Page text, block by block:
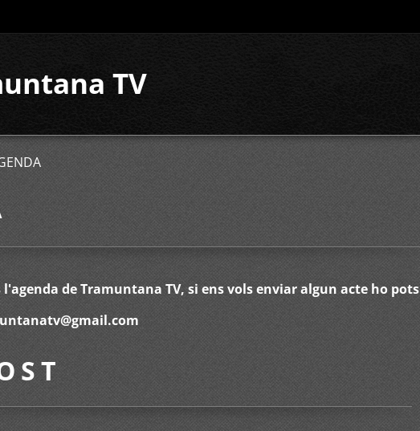
TV
l'agenda de Tramuntana TV, si ens vols enviar algun acte ho pots
S T